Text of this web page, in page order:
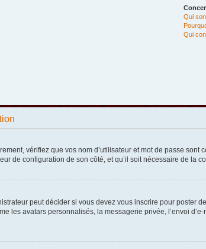
Qui
Qui
vérifiez que vos nom d’utilisateur et mot de passe sont
de configuration de son côté, et qu’il soit nécessaire de la
peut décider si vous devez vous inscrire pour poster
les avatars personnalisés, la messagerie privée, l’envoi